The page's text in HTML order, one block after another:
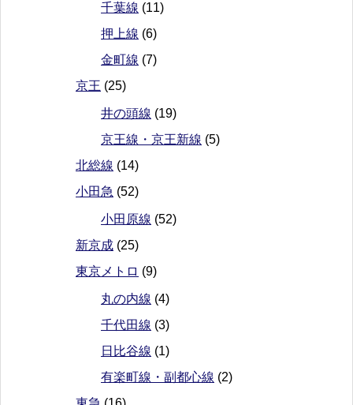
千葉線 (11)
押上線 (6)
金町線 (7)
京王 (25)
井の頭線 (19)
京王線・京王新線 (5)
北総線 (14)
小田急 (52)
小田原線 (52)
新京成 (25)
東京メトロ (9)
丸の内線 (4)
千代田線 (3)
日比谷線 (1)
有楽町線・副都心線 (2)